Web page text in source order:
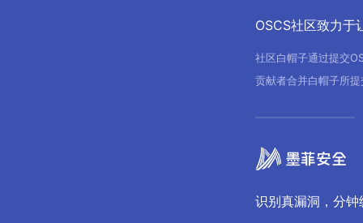
OSCS社区致力于
社区白帽子通过提交
贡献者合并白帽子所
识别真漏洞，分